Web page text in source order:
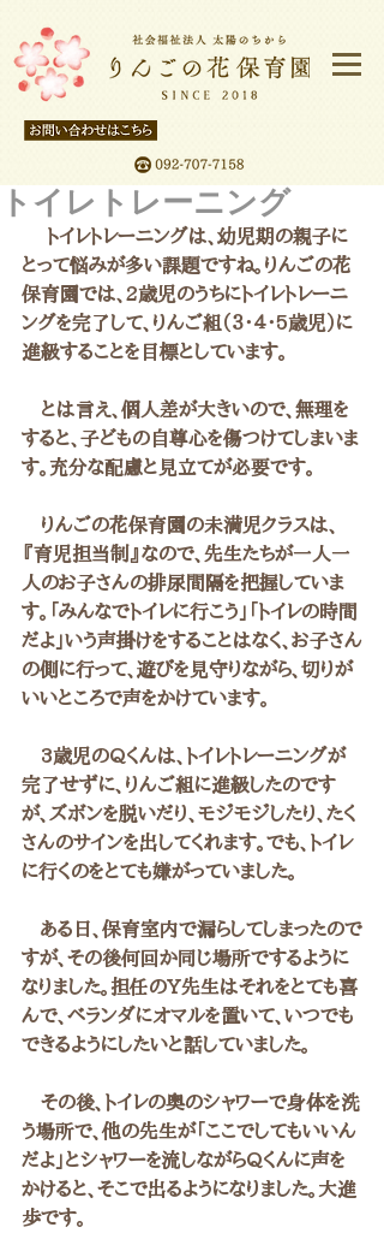
トイレトレーニング
とって悩みが多い課題ですね。りんごの花
保育園では、2歳児のうちにトイレトレーニ
ングを完了して、りんご組（３・４・5歳児）に
進級することを目標としています。
とは言え、個人差が大きいので、無理を
すると、子どもの自尊心を傷つけてしまいま
す。充分な配慮と見立てが必要です。
りんごの花保育園の未満児クラスは、
『育児担当制』なので、先生たちが一人一
人のお子さんの排尿間隔を把握していま
す。「みんなでトイレに行こう」「トイレの時間
だよ」いう声掛けをすることはなく、お子さん
の側に行って、遊びを見守りながら、切りが
いいところで声をかけています。
3歳児のQくんは、トイレトレーニングが
完了せずに、りんご組に進級したのです
が、ズボンを脱いだり、モジモジしたり、たく
さんのサインを出してくれます。でも、トイレ
に行くのをとても嫌がっていました。
ある日、保育室内で漏らしてしまったので
すが、その後何回か同じ場所でするように
なりました。担任のY先生はそれをとても喜
んで、ベランダにオマルを置いて、いつでも
できるようにしたいと話していました。
その後、トイレの奥のシャワーで身体を洗
う場所で、他の先生が「ここでしてもいいん
だよ」とシャワーを流しながらQくんに声を
かけると、そこで出るようになりました。大進
歩です。